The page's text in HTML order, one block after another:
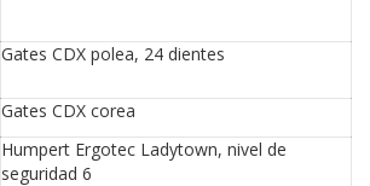
Gates CDX polea, 24 dientes
Gates CDX corea
Humpert Ergotec Ladytown, nivel de
seguridad 6